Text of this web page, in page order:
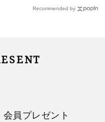
Recommended by
会員プレゼント